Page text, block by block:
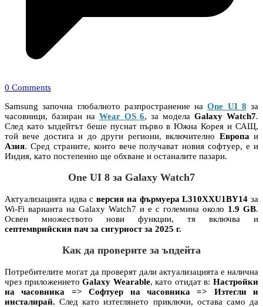
0 Comments
Samsung започна глобалното разпространение наOne UI 8 за
часовници, базиран на Wear OS 6, за моделаGalaxy Watch7.
След като ъпдейтът беше пуснат първо в Южна Корея и САЩ,
той вече достига и до други региони, включително Европаи
Азия. Сред страните, които вече получават новия софтуер, е и
Индия, като постепенно ще обхване и останалите пазари.
One UI 8 за Galaxy Watch7
Актуализацията идва сверсия на фърмуера L310XXU1BY14 за
Wi-Fi варианта на Galaxy Watch7 и е с големина около 1.9 GB.
Освен множеството нови функции, тя включва и
септемврийския пач за сигурност за 2025 г.
Как да проверите за ъпдейта
Потребителите могат да проверят дали актуализацията е налична
чрез приложениетоGalaxy Wearable, като отидат в:Настройки
на часовника => Софтуер на часовника => Изтегли и
инсталирай. След като изтеглянето приключи, остава само да